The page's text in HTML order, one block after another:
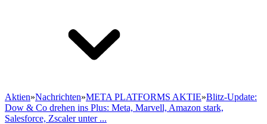
Aktien»Nachrichten»META PLATFORMS AKTIE»Blitz-Update:
Dow & Co drehen ins Plus: Meta, Marvell, Amazon stark,
Salesforce, Zscaler unter ...